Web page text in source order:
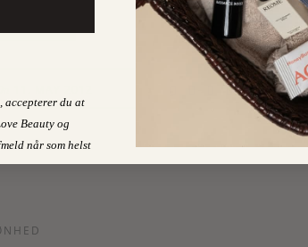
0
accepterer du at
Beauty og
når som helst